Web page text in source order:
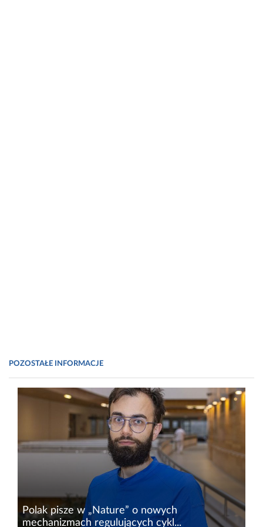
POZOSTAŁE INFORMACJE
Polak pisze w „Nature” o nowych
mechanizmach regulujących cykl...